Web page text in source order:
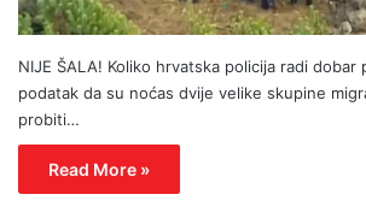
NIJE ŠALA! Koliko hrvatska policija radi dobar
podatak da su noćas dvije velike skupine
probiti…
Read More »